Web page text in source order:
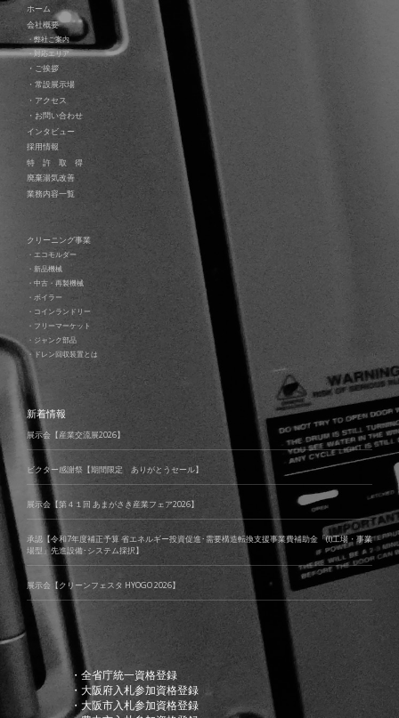
ホーム
会社概要
・弊社ご案内
・対応エリア
・ご挨拶
・常設展示場
・アクセス
・お問い合わせ
インタビュー
採用情報
特 許 取 得
廃棄湯気改善
業務内容一覧
クリーニング事業
・エコモルダー
・新品機械
・中古・再製機械
・ボイラー
・コインランドリー
・フリーマーケット
・ジャンク部品
・ドレン回収装置とは
新着情報
展示会【産業交流展2026】
ビクター感謝祭【期間限定 ありがとうセール】
展示会【第４１回 あまがさき産業フェア2026】
承認【令和7年度補正予算 省エネルギー投資促進･需要構造転換支援事業費補助金「(I)工場・事業
場型」先進設備･システム採択】
展示会【クリーンフェスタ HYOGO 2026】
・全省庁統一資格登録
・大阪府入札参加資格登録
・大阪市入札参加資格登録